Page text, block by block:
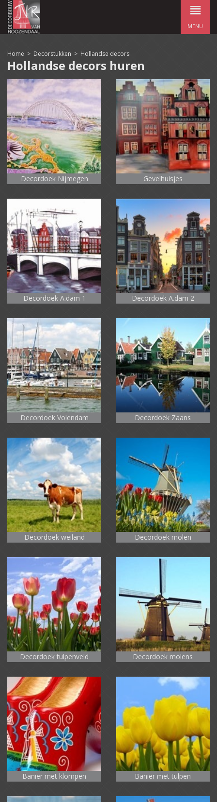
MENU
Home > Decorstukken > Hollandse decors
Hollandse decors huren
Decordoek Nijmegen Gevelhuisjes
Decordoek A.dam 1 Decordoek A.dam 2
Decordoek Volendam Decordoek Zaans
Decordoek weiland Decordoek molen
Decordoek tulpenveld Decordoek molens
Banier met klompen Banier met tulpen